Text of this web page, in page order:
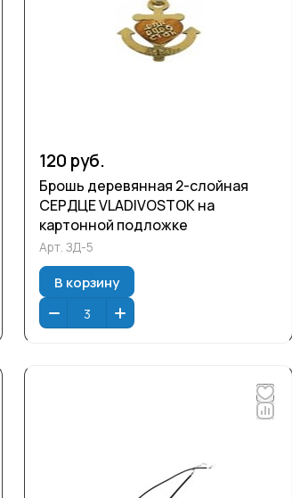
120 руб.
Брошь деревянная 2-слойная
СЕРДЦЕ VLADIVOSTOK на
картонной подложке
Арт. ЗД-5
В корзину